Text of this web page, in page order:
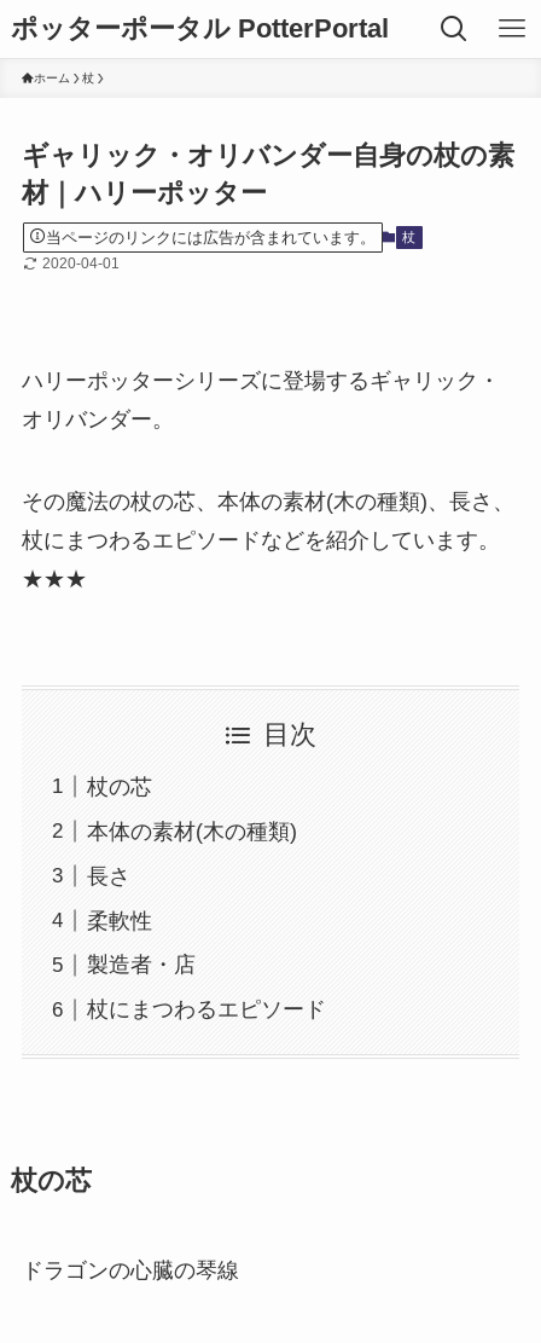
ポッターポータル PotterPortal
ホーム 杖
ギャリック・オリバンダー自身の杖の素
材｜ハリーポッター
当ページのリンクには広告が含まれています。 杖
2020-04-01
ハリーポッターシリーズに登場するギャリック・
オリバンダー。
その魔法の杖の芯、本体の素材(木の種類)、長さ、
杖にまつわるエピソードなどを紹介しています。
★★★
目次
杖の芯
本体の素材(木の種類)
長さ
柔軟性
製造者・店
杖にまつわるエピソード
杖の芯
ドラゴンの心臓の琴線